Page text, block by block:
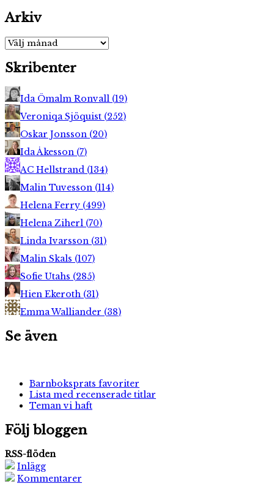
Arkiv
Arkiv
Skribenter
Ida Ömalm Ronvall (19)
Veroniqa Sjöquist (252)
Oskar Jonsson (20)
Ida Åkesson (7)
AC Hellstrand (134)
Malin Tuvesson (114)
Helena Ferry (499)
Helena Ziherl (70)
Linda Ivarsson (31)
Malin Skals (107)
Sofie Utahs (285)
Hien Ekeroth (31)
Emma Walliander (38)
Se även
Barnboksprats favoriter
Lista med recenserade titlar
Teman vi haft
Följ bloggen
RSS-flöden
Inlägg
Kommentarer